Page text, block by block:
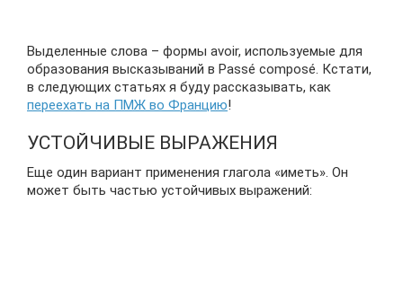
Выделенные слова – формы avoir, используемые для
образования высказываний в Passé composé. Кстати,
в следующих статьях я буду рассказывать, как
переехать на ПМЖ во Францию!
УСТОЙЧИВЫЕ ВЫРАЖЕНИЯ
Еще один вариант применения глагола «иметь». Он
может быть частью устойчивых выражений: